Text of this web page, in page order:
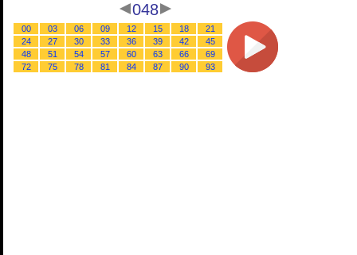
048
00 03 06 09 12 15 18
21
24
27 30 33 36 39 42
45
48
51 54 57 60 63 66
69
72
75 78 81 84 87 90 93